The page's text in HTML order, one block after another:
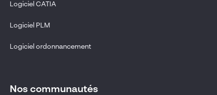
Logiciel CATIA
Logiciel PLM
Logiciel ordonnancement
Nos communautés